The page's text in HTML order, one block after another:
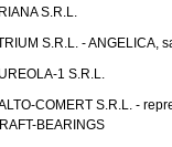
S.R.L.
S.R.L. - ANGELICA,
1 S.R.L.
COMERT S.R.L. -
BEARINGS